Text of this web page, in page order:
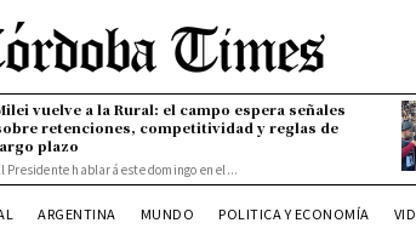
vuelve a la Rural: el campo espera señales
retenciones, competitividad y reglas de
plazo
Presidente hablará este domingo en el...
ARGENTINA MUNDO POLITICA Y ECONOMÍA